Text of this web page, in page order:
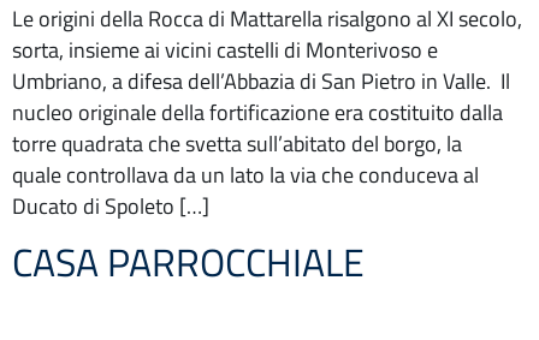
Le origini della Rocca di Mattarella risalgono al XI secolo,
sorta, insieme ai vicini castelli di Monterivoso e
Umbriano, a difesa dell’Abbazia di San Pietro in Valle. Il
nucleo originale della fortificazione era costituito dalla
torre quadrata che svetta sull’abitato del borgo, la
quale controllava da un lato la via che conduceva al
Ducato di Spoleto […]
CASA PARROCCHIALE